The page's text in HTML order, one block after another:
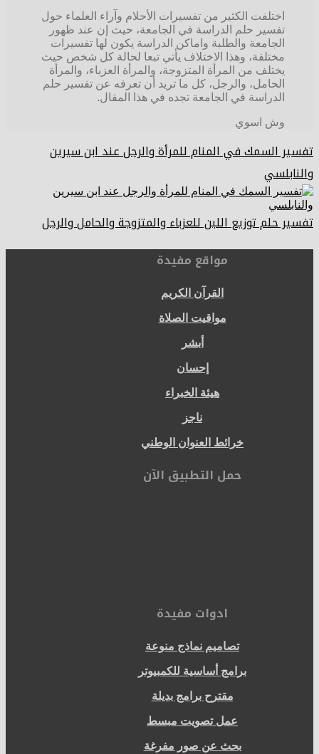
اختلفت الكثير من تفسيرات الأحلام وآراء العلماء حول
تفسير حلم الدراسة في الجامعة، حيث إن عند ظهور
الجامعة والطلبة واماكن الدراسة يكون لها تفسيرات
مختلفة، وهذا الاختلاف يأتي تبعا لحالة كل شخص حيث
يختلف من المرأة المتزوجة، والمرأة العزباء، والمرأة
الحامل، والرجل، كل ما تريد أن تعرفه عن تفسير حلم
الدراسة في الجامعة تجده في هذا المقال.
وش اسوي
تفسير السمك في المنام للمرأة والرجل عند ابن سيرين
والنابلسي
تفسير حلم توزيع اللبن للعزباء والمتزوجة والحامل والرجل
مواقع مفيدة
القرآن الكريم
مواقيت الصلاة
أبشر
إحسان
هيئة الخبراء
ناجز
خرائط العنوان الوطني
حمل التطبيق الآن
ادوات مفيدة
تصاميم نماذج منوعة
برامج أساسية للكمبيوتر
مقترح برامج بديلة
عمل تصويت مبسط
بحث عن صور مفرغة